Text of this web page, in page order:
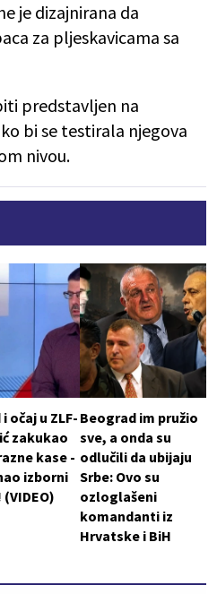
je dizajnirana da
za pljeskavicama sa
predstavljen na
bi se testirala njegova
nivou.
očaj u ZLF-
zakukao
kase -
izborni
Beograd im pružio
sve, a onda su
odlučili da ubijaju
Srbe: Ovo su
ozloglašeni
komandanti iz
Hrvatske i BiH